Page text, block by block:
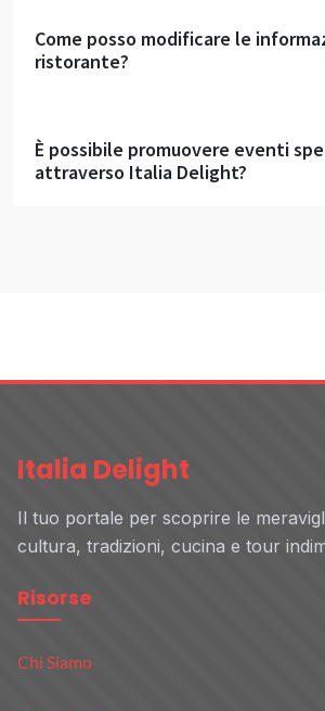
Come posso modificare le
ristorante?
È possibile promuovere eventi
attraverso Italia Delight?
Italia Delight
Il tuo portale per scoprire le
cultura, tradizioni, cucina e tour
Risorse
Chi Siamo